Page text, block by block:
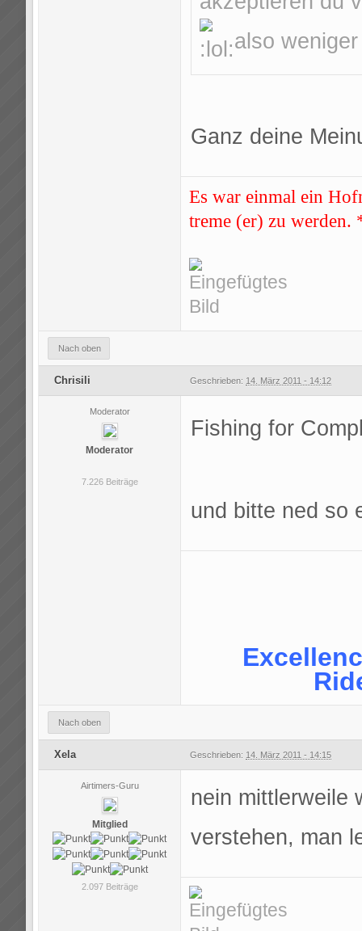
also
Ganz deine
Es war einmal ein
treme (er) zu
Nach oben
Chrisili Geschrieben: 14. März 2011 - 14:12
Moderator
Moderator
7.226 Beiträge
Fishing for
und bitte ned so
Nach oben
Xela Geschrieben: 14. März 2011 - 14:15
Airtimers-Guru
Mitglied
2.097 Beiträge
nein mittlerweile
verstehen, man